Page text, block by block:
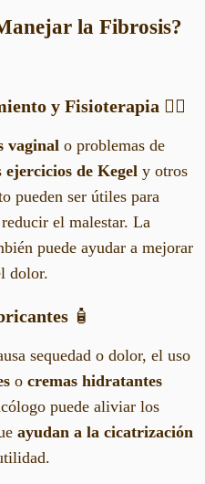
la Fibrosis?
y Fisioterapia 🧘‍♀️
vaginal o problemas de
ejercicios de Kegel y otros
pueden ser útiles para
el malestar. La
puede ayudar a mejorar
dolor.
🧴
sequedad o dolor, el uso
o cremas hidratantes
puede aliviar los
ayudan a la cicatrización